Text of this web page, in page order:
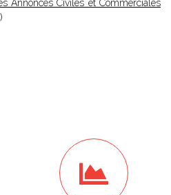
Annonces Civiles et Commerciales